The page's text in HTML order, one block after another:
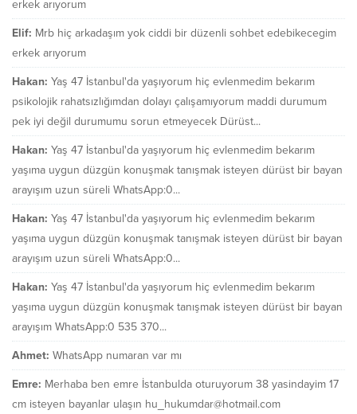
erkek arıyorum
Elif: Mrb hiç arkadaşım yok ciddi bir düzenli sohbet edebikecegim
erkek arıyorum
Hakan: Yaş 47 İstanbul'da yaşıyorum hiç evlenmedim bekarım
psikolojik rahatsızlığımdan dolayı çalışamıyorum maddi durumum
pek iyi değil durumumu sorun etmeyecek Dürüst...
Hakan: Yaş 47 İstanbul'da yaşıyorum hiç evlenmedim bekarım
yaşıma uygun düzgün konuşmak tanışmak isteyen dürüst bir bayan
arayışım uzun süreli WhatsApp:0...
Hakan: Yaş 47 İstanbul'da yaşıyorum hiç evlenmedim bekarım
yaşıma uygun düzgün konuşmak tanışmak isteyen dürüst bir bayan
arayışım uzun süreli WhatsApp:0...
Hakan: Yaş 47 İstanbul'da yaşıyorum hiç evlenmedim bekarım
yaşıma uygun düzgün konuşmak tanışmak isteyen dürüst bir bayan
arayışım WhatsApp:0 535 370...
Ahmet: WhatsApp numaran var mı
Emre: Merhaba ben emre İstanbulda oturuyorum 38 yasindayim 17
cm isteyen bayanlar ulaşın hu_hukumdar@hotmail.com